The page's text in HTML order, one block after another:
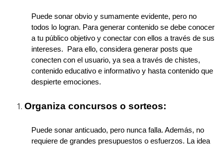
Puede sonar obvio y sumamente evidente, pero no
todos lo logran. Para generar contenido se debe conocer
a tu público objetivo y conectar con ellos a través de sus
intereses. Para ello, considera generar posts que
conecten con el usuario, ya sea a través de chistes,
contenido educativo e informativo y hasta contenido que
despierte emociones.
Organiza concursos o sorteos:
Puede sonar anticuado, pero nunca falla. Además, no
requiere de grandes presupuestos o esfuerzos. La idea